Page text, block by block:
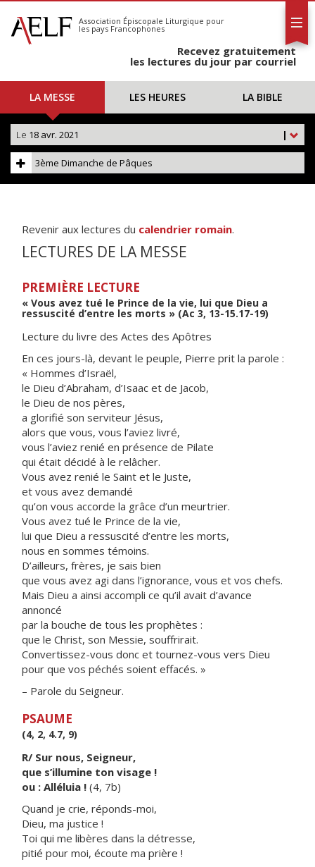
S'abonner
Calendrier
Association Épiscopale Liturgique pour
les pays Francophones
Recevez gratuitement
les lectures du jour par courriel
LA MESSE LES HEURES LA BIBLE
|
Le 18 avr. 2021
3ème Dimanche de Pâques
Revenir aux lectures du calendrier romain.
LECTURES DE LA MESSE
PREMIÈRE LECTURE
« Vous avez tué le Prince de la vie, lui que Dieu a
ressuscité d’entre les morts » (Ac 3, 13-15.17-19)
Lecture du livre des Actes des Apôtres
En ces jours-là, devant le peuple, Pierre prit la parole :
« Hommes d’Israël,
le Dieu d’Abraham, d’Isaac et de Jacob,
le Dieu de nos pères,
a glorifié son serviteur Jésus,
alors que vous, vous l’aviez livré,
vous l’aviez renié en présence de Pilate
qui était décidé à le relâcher.
Vous avez renié le Saint et le Juste,
et vous avez demandé
qu’on vous accorde la grâce d’un meurtrier.
Vous avez tué le Prince de la vie,
lui que Dieu a ressuscité d’entre les morts,
nous en sommes témoins.
D’ailleurs, frères, je sais bien
que vous avez agi dans l’ignorance, vous et vos chefs.
Mais Dieu a ainsi accompli ce qu’il avait d’avance
annoncé
par la bouche de tous les prophètes :
que le Christ, son Messie, souffrirait.
Convertissez-vous donc et tournez-vous vers Dieu
pour que vos péchés soient effacés. »
– Parole du Seigneur.
PSAUME
(4, 2, 4.7, 9)
R/ Sur nous, Seigneur,
que s’illumine ton visage !
ou : Alléluia ! (4, 7b)
Quand je crie, réponds-moi,
Dieu, ma justice !
Toi qui me libères dans la détresse,
pitié pour moi, écoute ma prière !